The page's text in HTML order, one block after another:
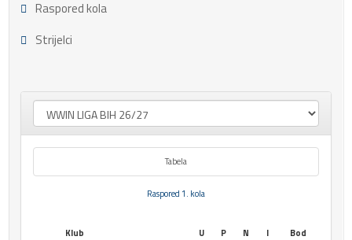
Raspored kola
Strijelci
Tabela
Raspored 1. kola
Klub U P N I
Bod